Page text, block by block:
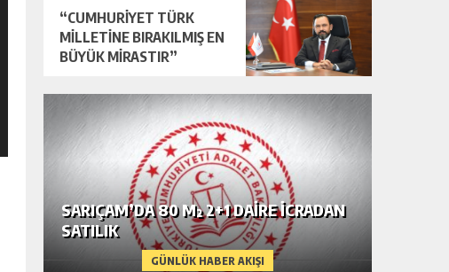
“CUMHURİYET TÜRK
MİLLETİNE BIRAKILMIŞ EN
BÜYÜK MİRASTIR”
GÜNLÜK HABER AKIŞI
SARIÇAM’DA 80 M² 2+1 DAİRE İCRADAN
SATILIK